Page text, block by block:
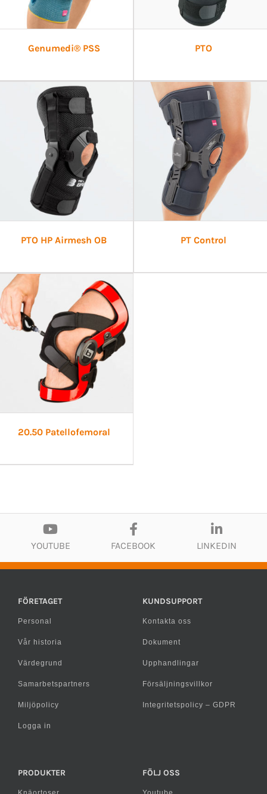
Genumedi® PSS PTO
PTO HP Airmesh OB PT Control
20.50 Patellofemoral
YOUTUBE FACEBOOK LINKEDIN
FÖRETAGET
Personal
Vår historia
Värdegrund
Samarbetspartners
Miljöpolicy
Logga in
KUNDSUPPORT
Kontakta oss
Dokument
Upphandlingar
Försäljningsvillkor
Integritetspolicy – GDPR
PRODUKTER FÖLJ OSS